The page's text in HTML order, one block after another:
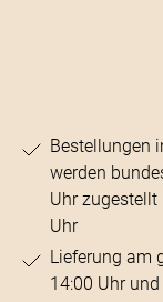
Bestellungen
werden
Uhr
Uhr
Lieferung am
14:00 Uhr